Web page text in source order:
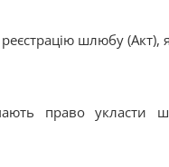
шлюбу (Акт),
право укласти